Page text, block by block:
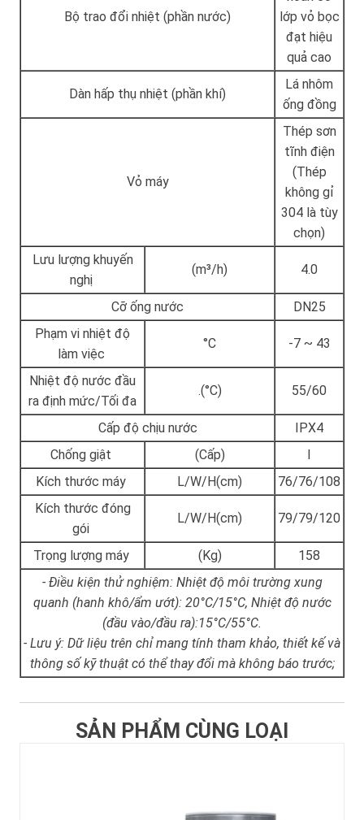
Bộ trao đổi nhiệt (phần nước)
lớp vỏ bọc
đạt hiệu
quả cao
Dàn hấp thụ nhiệt (phần khí)
Lá nhôm
ống đồng
Vỏ máy
Thép sơn
tĩnh điện
(Thép
không gỉ
304 là tùy
chọn)
Lưu lượng khuyến
nghị
(m³/h) 4.0
Cỡ ống nước
DN25
Phạm vi nhiệt độ
làm việc
°C -7 ~ 43
Nhiệt độ nước đầu
ra định mức/Tối đa
.(°C) 55/60
Cấp độ chịu nước
IPX4
Chống giật
(Cấp)
Kích thước máy
L/W/H(cm)
76/76/108
Kích thước đóng
gói
L/W/H(cm) 79/79/120
Trọng lượng máy (Kg)
158
- Điều kiện thử nghiệm: Nhiệt độ môi trường xung
quanh (hanh khô/ẩm ướt): 20°C/15°C, Nhiệt độ nước
(đầu vào/đầu ra):15°C/55°C.
- Lưu ý: Dữ liệu trên chỉ mang tính tham khảo, thiết kế và
thông số kỹ thuật có thể thay đổi mà không báo trước;
SẢN PHẨM CÙNG LOẠI